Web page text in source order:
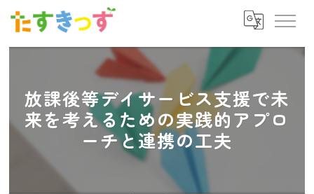
放課後等デイサービス支援で未
来を考えるための実践的アプロ
ーチと連携の工夫